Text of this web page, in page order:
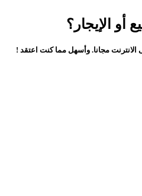
أو الإيجار؟
مجانا. وأسهل مما كنت اعتقد !